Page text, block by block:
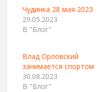
Чудинка 28 мая 2023
29.05.2023
В "Блог"
Влад Орловский
занимается спортом
30.08.2023
В "Блог"